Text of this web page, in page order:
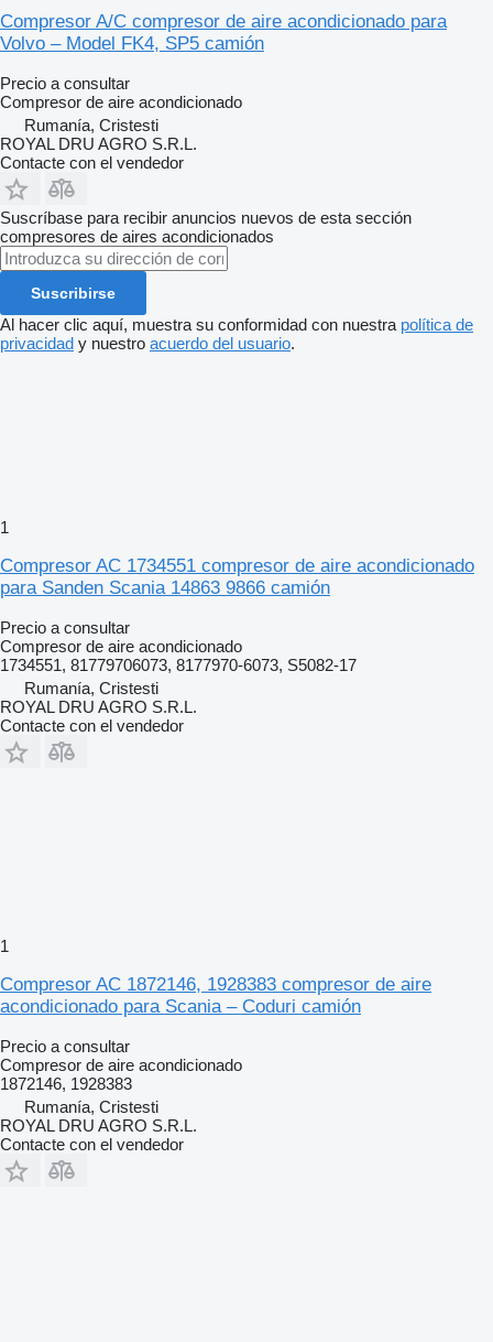
Compresor A/C compresor de aire acondicionado para
Volvo – Model FK4, SP5 camión
Precio a consultar
Compresor de aire acondicionado
Rumanía, Cristesti
ROYAL DRU AGRO S.R.L.
Contacte con el vendedor
Suscríbase para recibir anuncios nuevos de esta sección
compresores de aires acondicionados
Suscribirse
Al hacer clic aquí, muestra su conformidad con nuestra política de
privacidad y nuestro acuerdo del usuario.
1
Compresor AC 1734551 compresor de aire acondicionado
para Sanden Scania 14863 9866 camión
Precio a consultar
Compresor de aire acondicionado
1734551, 81779706073, 8177970-6073, S5082-17
Rumanía, Cristesti
ROYAL DRU AGRO S.R.L.
Contacte con el vendedor
1
Compresor AC 1872146, 1928383 compresor de aire
acondicionado para Scania – Coduri camión
Precio a consultar
Compresor de aire acondicionado
1872146, 1928383
Rumanía, Cristesti
ROYAL DRU AGRO S.R.L.
Contacte con el vendedor